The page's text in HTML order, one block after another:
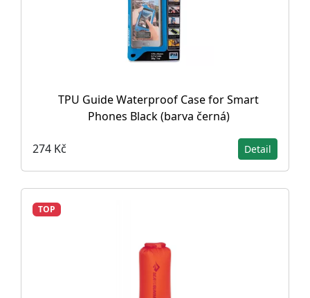
TPU Guide Waterproof Case for Smart
Phones Black (barva černá)
274 Kč Detail
TOP